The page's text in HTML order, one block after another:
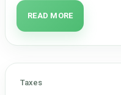
READ MORE
Taxes